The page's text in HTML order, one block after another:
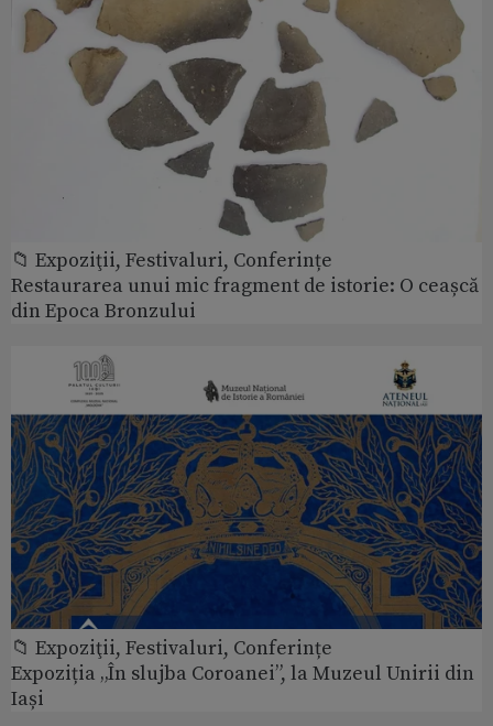
📁 Expoziţii, Festivaluri, Conferințe
Restaurarea unui mic fragment de istorie: O ceașcă
din Epoca Bronzului
📁 Expoziţii, Festivaluri, Conferințe
Expoziția „În slujba Coroanei”, la Muzeul Unirii din
Iași